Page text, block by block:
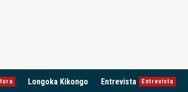
Longoka Kikongo Entrevista Entrevista